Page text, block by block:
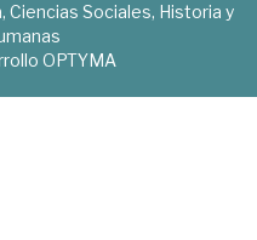
Ciencias Sociales, Historia y
OPTYMA